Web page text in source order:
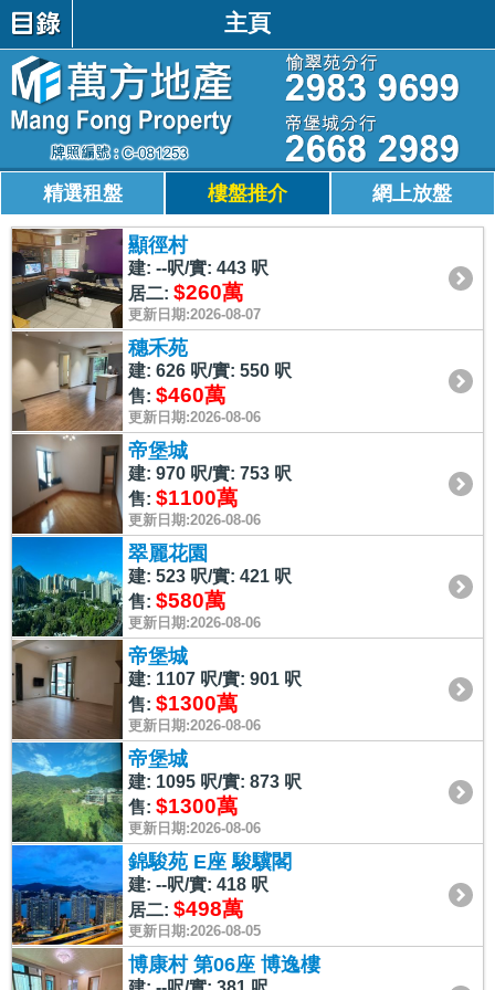
主頁
精選租盤 樓盤推介 網上放盤
顯徑村
建: --呎/實: 443 呎
居二: $260萬
更新日期:2026-08-07
穗禾苑
建: 626 呎/實: 550 呎
售: $460萬
更新日期:2026-08-06
帝堡城
建: 970 呎/實: 753 呎
售: $1100萬
更新日期:2026-08-06
翠麗花園
建: 523 呎/實: 421 呎
售: $580萬
更新日期:2026-08-06
帝堡城
建: 1107 呎/實: 901 呎
售: $1300萬
更新日期:2026-08-06
帝堡城
建: 1095 呎/實: 873 呎
售: $1300萬
更新日期:2026-08-06
錦駿苑 E座 駿驥閣
建: --呎/實: 418 呎
居二: $498萬
更新日期:2026-08-05
博康村 第06座 博逸樓